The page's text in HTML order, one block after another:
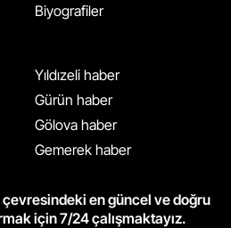
Biyografiler
Yıldızeli haber
Gürün haber
Gölova haber
Gemerek haber
en güncel ve doğru
için 7/24 çalışmaktayız.